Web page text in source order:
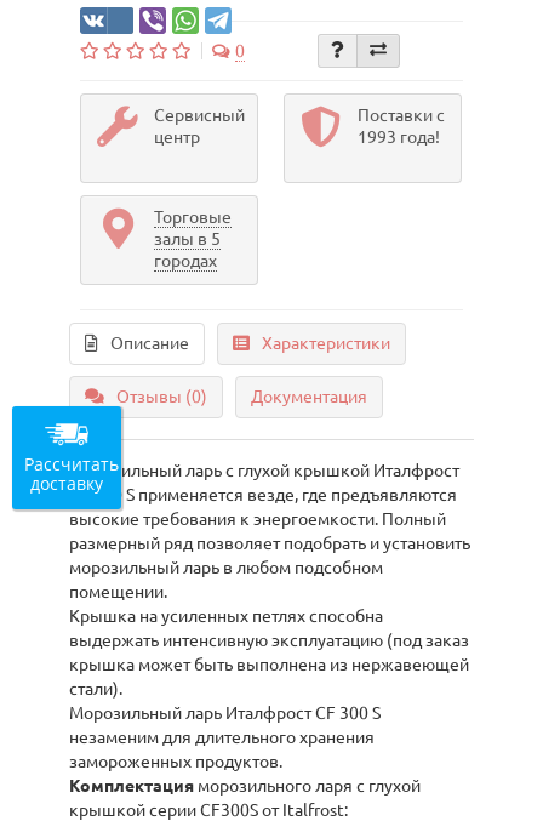
0
Сервисный
центр
Поставки с
1993 года!
Торговые
залы в 5
городах
Описание Характеристики
Отзывы (0) Документация
Морозильный ларь с глухой крышкой Италфрост
CF 300 S применяется везде, где предъявляются
высокие требования к энергоемкости. Полный
размерный ряд позволяет подобрать и установить
морозильный ларь в любом подсобном
помещении.
Крышка на усиленных петлях способна
выдержать интенсивную эксплуатацию (под заказ
крышка может быть выполнена из нержавеющей
стали).
Морозильный ларь Италфрост CF 300 S
незаменим для длительного хранения
замороженных продуктов.
Комплектация морозильного ларя с глухой
крышкой серии CF300S от Italfrost:
Рассчитать
доставку